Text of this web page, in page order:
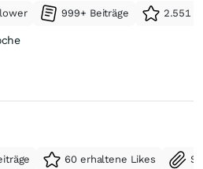
999+ Beiträge 2.551
60 erhaltene Likes